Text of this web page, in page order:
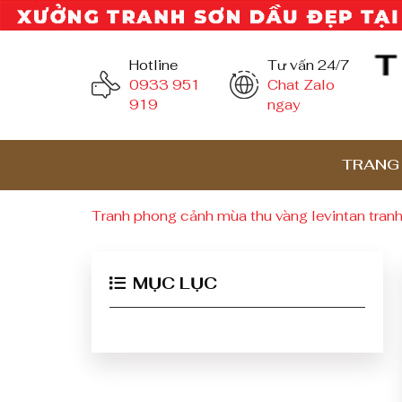
Hotline
0933 951
919
Tư vấn 24/7
Chat Zalo
ngay
Tranh phong cảnh mùa thu vàng levintan
MỤC LỤC